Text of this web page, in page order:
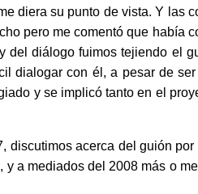
diera su punto de vista. Y las
pero me comentó que había
del diálogo fuimos tejiendo el
dialogar con él, a pesar de
y se implicó tanto en el
discutimos acerca del guión por
a mediados del 2008 más o